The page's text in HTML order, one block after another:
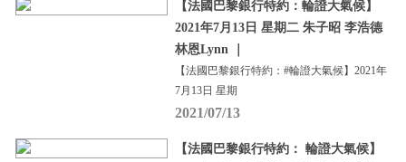
【法國巴黎銀行特約：輪證大氣候】
2021年7月13日 星期二 朱子昭 李浩德
林恩Lynn ｜
【法國巴黎銀行特約：#輪證大氣候】2021年
7月13日 星期
2021/07/13
【法國巴黎銀行特約： 輪證大氣候】